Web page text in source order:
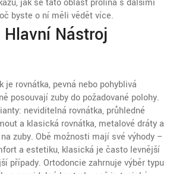
jak se tato oblast prolíná s dalšími
byste o ní měli vědět více.
Nástroj
je rovnátka, pevná nebo pohyblivá
posouvají zuby do požadované polohy.
neviditelná rovnátka, průhledné
a klasická rovnátka, metalové dráty a
zuby. Obě možnosti mají své výhody –
a estetiku, klasická je často levnější
případy. Ortodoncie zahrnuje výběr typu